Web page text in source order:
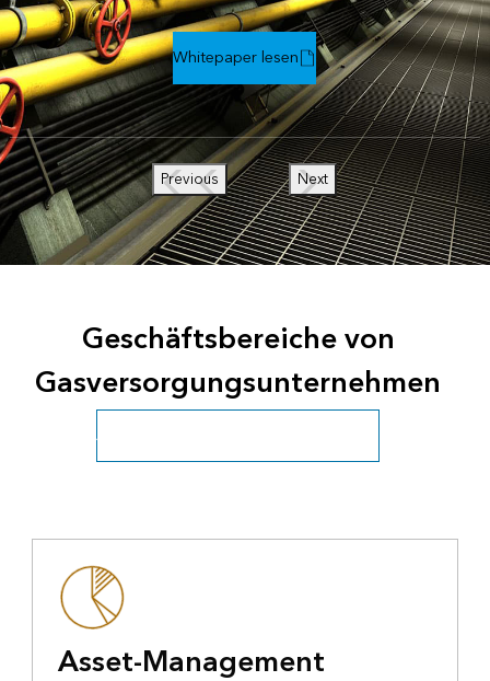
Whitepaper lesen
Previous Next
Geschäftsbereiche von
Gasversorgungsunternehmen
Alle Versorgungsunternehmen anzeigen
Asset-Management